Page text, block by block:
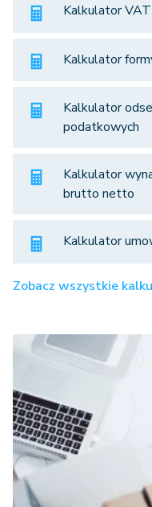
Kalkulator
Kalkulator
Kalkulator
podatkowych
Kalkulator
brutto netto
Kalkulator
Zobacz wszystkie